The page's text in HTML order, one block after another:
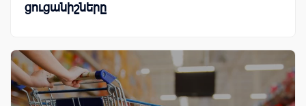
ցուցանիշները